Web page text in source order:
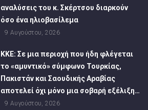
αναλύσεις του κ. Σκέρτσου διαρκούν
όσο ένα ηλιοβασίλεμα
9 Αυγούστου, 2026
ΚΚΕ: Σε μια περιοχή που ήδη φλέγεται
το «αμυντικό» σύμφωνο Τουρκίας,
Πακιστάν και Σαουδικής Αραβίας
αποτελεί όχι μόνο μια σοβαρή εξέλιξη…
9 Αυγούστου, 2026